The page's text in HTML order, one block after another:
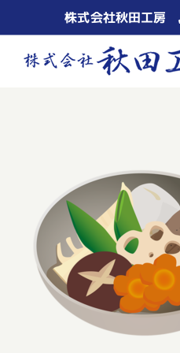
to
content
株式会社秋田工房